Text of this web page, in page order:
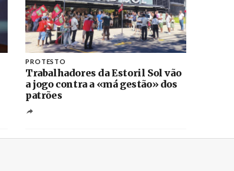
PROTESTO
Trabalhadores da Estoril Sol vão
a jogo contra a «má gestão» dos
patrões